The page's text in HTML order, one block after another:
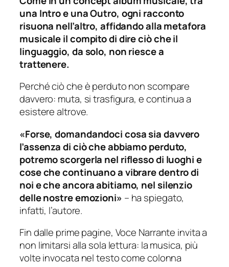
una Intro e una Outro, ogni racconto
risuona nell’altro, affidando alla metafora
musicale il compito di dire ciò che il
linguaggio, da solo, non riesce a
trattenere.
Perché ciò che è perduto non scompare
davvero: muta, si trasfigura, e continua a
esistere altrove.
«Forse, domandandoci cosa sia davvero
l’assenza di ciò che abbiamo perduto,
potremo scorgerla nel riflesso di luoghi e
cose che continuano a vibrare dentro di
noi e che ancora abitiamo, nel silenzio
delle nostre emozioni» – ha spiegato,
infatti, l’autore.
Fin dalle prime pagine, Voce Narrante invita a
non limitarsi alla sola lettura: la musica, più
volte invocata nel testo come colonna